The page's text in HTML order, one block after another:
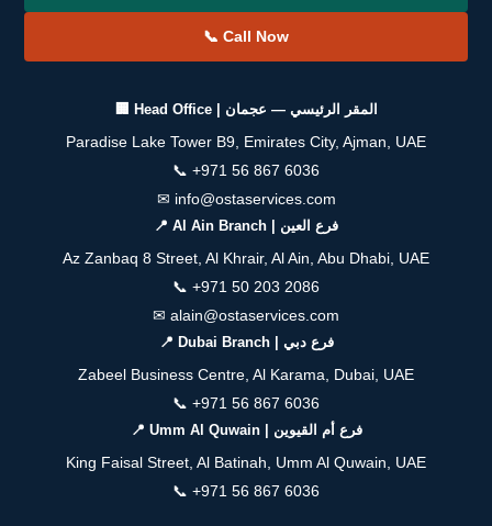
📞 Call Now
🏢 Head Office | المقر الرئيسي — عجمان
Paradise Lake Tower B9, Emirates City, Ajman, UAE
📞 +971 56 867 6036
✉ info@ostaservices.com
📍 Al Ain Branch | فرع العين
Az Zanbaq 8 Street, Al Khrair, Al Ain, Abu Dhabi, UAE
📞 +971 50 203 2086
✉ alain@ostaservices.com
📍 Dubai Branch | فرع دبي
Zabeel Business Centre, Al Karama, Dubai, UAE
📞 +971 56 867 6036
📍 Umm Al Quwain | فرع أم القيوين
King Faisal Street, Al Batinah, Umm Al Quwain, UAE
📞 +971 56 867 6036